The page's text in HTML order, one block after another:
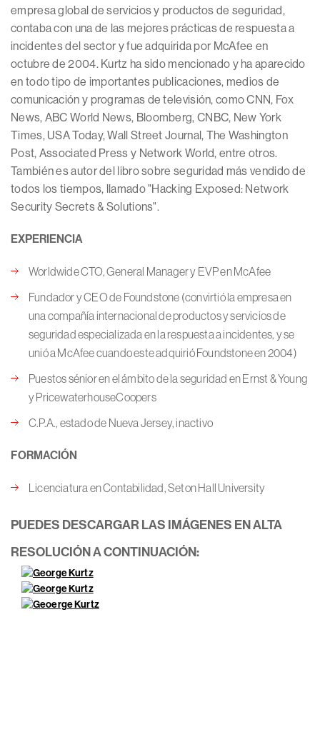
empresa global de servicios y productos de seguridad,
contaba con una de las mejores prácticas de respuesta a
incidentes del sector y fue adquirida por McAfee en
octubre de 2004. Kurtz ha sido mencionado y ha aparecido
en todo tipo de importantes publicaciones, medios de
comunicación y programas de televisión, como CNN, Fox
News, ABC World News, Bloomberg, CNBC, New York
Times, USA Today, Wall Street Journal, The Washington
Post, Associated Press y Network World, entre otros.
También es autor del libro sobre seguridad más vendido de
todos los tiempos, llamado "Hacking Exposed: Network
Security Secrets & Solutions".
EXPERIENCIA
Worldwide CTO, General Manager y EVP en McAfee
Fundador y CEO de Foundstone (convirtió la empresa en
una compañía internacional de productos y servicios de
seguridad especializada en la respuesta a incidentes, y se
unió a McAfee cuando este adquirió Foundstone en 2004)
Puestos sénior en el ámbito de la seguridad en Ernst & Young
y PricewaterhouseCoopers
C.P.A., estado de Nueva Jersey, inactivo
FORMACIÓN
Licenciatura en Contabilidad, Seton Hall University
PUEDES DESCARGAR LAS IMÁGENES EN ALTA
RESOLUCIÓN A CONTINUACIÓN: